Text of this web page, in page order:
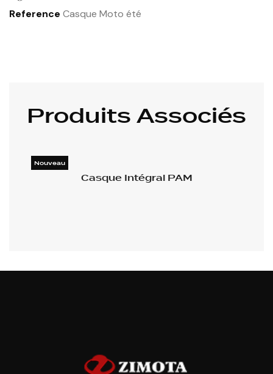
Reference Casque Moto été
Produits Associés
Nouveau
Casque Intégral PAM